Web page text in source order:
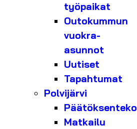
työpaikat
Outokummun
vuokra-
asunnot
Uutiset
Tapahtumat
Polvijärvi
Päätöksenteko
Matkailu